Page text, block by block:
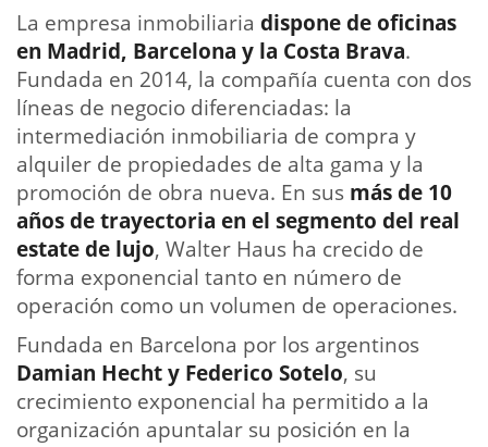
La empresa inmobiliaria dispone de oficinas
en Madrid, Barcelona y la Costa Brava.
Fundada en 2014, la compañía cuenta con dos
líneas de negocio diferenciadas: la
intermediación inmobiliaria de compra y
alquiler de propiedades de alta gama y la
promoción de obra nueva. En sus más de 10
años de trayectoria en el segmento del real
estate de lujo, Walter Haus ha crecido de
forma exponencial tanto en número de
operación como un volumen de operaciones.
Fundada en Barcelona por los argentinos
Damian Hecht y Federico Sotelo, su
crecimiento exponencial ha permitido a la
organización apuntalar su posición en la